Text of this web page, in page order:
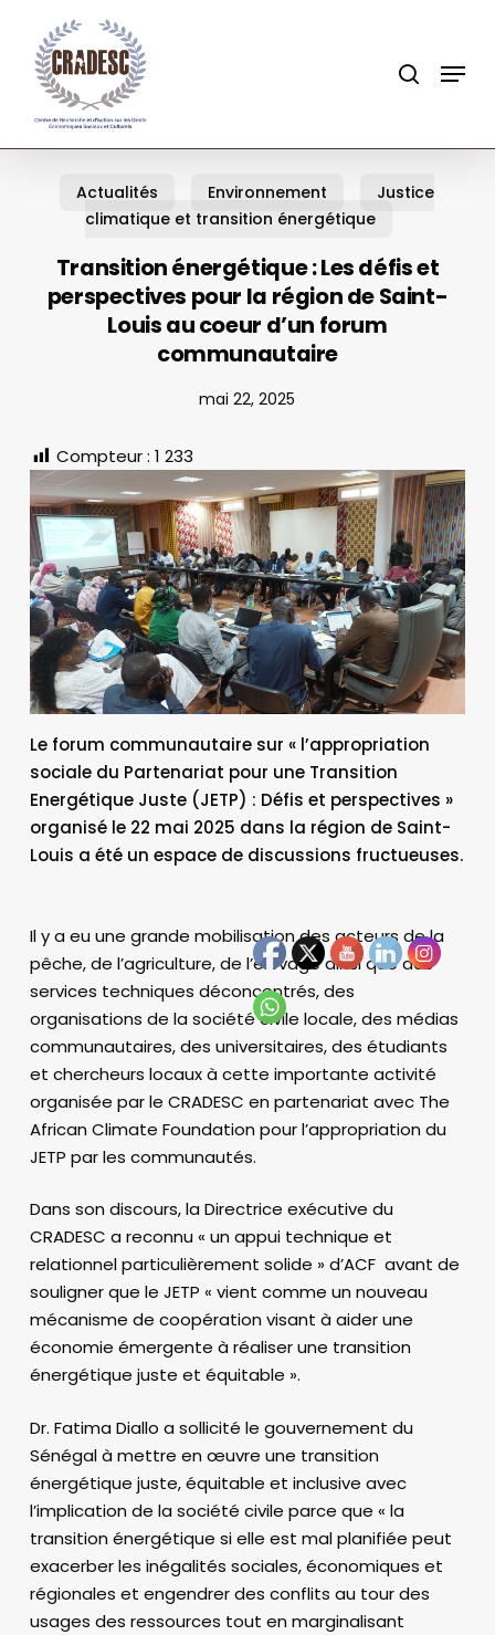
main
content
Menu
Actualités Environnement
Justice
climatique et transition énergétique
Transition énergétique : Les défis et
perspectives pour la région de Saint-
Louis au coeur d’un forum
communautaire
mai 22, 2025
Compteur : 1 233
Le forum communautaire sur « l’appropriation
sociale du Partenariat pour une Transition
Energétique Juste (JETP) : Défis et perspectives »
organisé le 22 mai 2025 dans la région de Saint-
Louis a été un espace de discussions fructueuses.
Il y a eu une grande mobilisation des acteurs de la
pêche, de l’agriculture, de l’élevage ainsi que des
services techniques déconcentrés, des
organisations de la société civile locale, des médias
communautaires, des universitaires, des étudiants
et chercheurs locaux à cette importante activité
organisée par le CRADESC en partenariat avec The
African Climate Foundation pour l’appropriation du
JETP par les communautés.
Dans son discours, la Directrice exécutive du
CRADESC a reconnu « un appui technique et
relationnel particulièrement solide » d’ACF avant de
souligner que le JETP « vient comme un nouveau
mécanisme de coopération visant à aider une
économie émergente à réaliser une transition
énergétique juste et équitable ».
Dr. Fatima Diallo a sollicité le gouvernement du
Sénégal à mettre en œuvre une transition
énergétique juste, équitable et inclusive avec
l’implication de la société civile parce que « la
transition énergétique si elle est mal planifiée peut
exacerber les inégalités sociales, économiques et
régionales et engendrer des conflits au tour des
usages des ressources tout en marginalisant